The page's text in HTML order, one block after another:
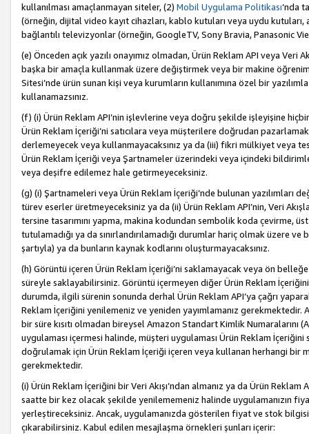
kullanılması amaçlanmayan siteler, (2) Mobil Uygulama Politikası’nda
(örneğin, dijital video kayıt cihazları, kablo kutuları veya uydu kutuları,
bağlantılı televizyonlar (örneğin, GoogleTV, Sony Bravia, Panasonic
(e) Önceden açık yazılı onayımız olmadan, Ürün Reklam API veya
başka bir amaçla kullanmak üzere değiştirmek veya bir makine
Sitesi’nde ürün sunan kişi veya kurumların kullanımına özel bir
kullanamazsınız.
(f) (i) Ürün Reklam API’nin işlevlerine veya doğru şekilde işleyişine
Ürün Reklam İçeriği’ni satıcılara veya müşterilere doğrudan
derlemeyecek veya kullanmayacaksınız ya da (iii) fikri mülkiyet veya
Ürün Reklam İçeriği veya Şartnameler üzerindeki veya içindeki
veya deşifre edilemez hale getirmeyeceksiniz.
(g) (i) Şartnameleri veya Ürün Reklam İçeriği’nde bulunan
türev eserler üretmeyeceksiniz ya da (ii) Ürün Reklam API’nin, Veri
tersine tasarımını yapma, makina kodundan sembolik koda çevirme,
tutulamadığı ya da sınırlandırılamadığı durumlar hariç olmak üzere
şartıyla) ya da bunların kaynak kodlarını oluşturmayacaksınız.
(h) Görüntü içeren Ürün Reklam İçeriği’ni saklamayacak veya ön
süreyle saklayabilirsiniz. Görüntü içermeyen diğer Ürün Reklam
durumda, ilgili sürenin sonunda derhal Ürün Reklam API’ya çağrı
Reklam İçeriğini yenilemeniz ve yeniden yayımlamanız gerekmektedir.
bir süre kısıtı olmadan bireysel Amazon Standart Kimlik Numaralarını
uygulaması içermesi halinde, müşteri uygulaması Ürün Reklam
doğrulamak için Ürün Reklam İçeriği içeren veya kullanan herhangi bir
gerekmektedir.
(i) Ürün Reklam İçeriğini bir Veri Akışı’ndan almanız ya da Ürün
saatte bir kez olacak şekilde yenilememeniz halinde uygulamanızın
yerleştireceksiniz. Ancak, uygulamanızda gösterilen fiyat ve stok
çıkarabilirsiniz. Kabul edilen mesajlaşma örnekleri şunları içerir: